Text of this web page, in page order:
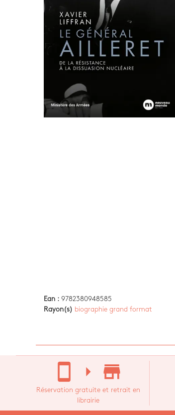
Ean : 9782380948585
Rayon(s) biographie grand format
stay_current_portrait arrow_right store_mall_directory
Réservation gratuite et retrait en
librairie